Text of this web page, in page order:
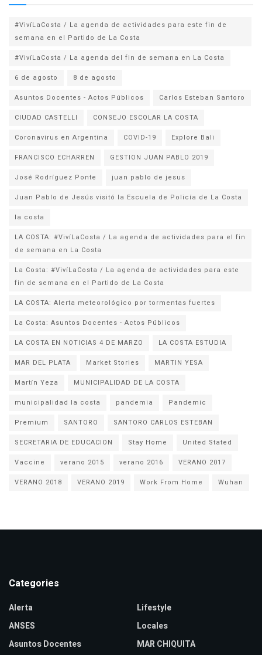
#VivíLaCosta / La agenda de actividades para este fin de
semana en el Partido de La Costa
#VivíLaCosta / La agenda del fin de semana en La Costa
6 de agosto
8 de agosto
Asuntos Docentes - Actos Públicos
Carlos Esteban Santoro
CIUDAD CASTELLI
CONSEJO ESCOLAR LA COSTA
Coronavirus en Argentina
COVID-19
Explore Bali
FRANCISCO ECHARREN
GESTION JUAN PABLO 2019
José Rodríguez Ponte
juan pablo de jesus
la costa
LA COSTA: #VivíLaCosta / La agenda de actividades para el fin
de semana en La Costa
La Costa: #VivíLaCosta / La agenda de actividades para este
fin de semana en el Partido de La Costa
LA COSTA: Alerta meteorológico por tormentas fuertes
La Costa: Asuntos Docentes - Actos Públicos
LA COSTA EN NOTICIAS 4 DE MARZO
LA COSTA ESTUDIA
MAR DEL PLATA
Market Stories
MARTIN YESA
Martín Yeza
MUNICIPALIDAD DE LA COSTA
municipalidad la costa
pandemia
Pandemic
Premium
SANTORO
SANTORO CARLOS ESTEBAN
SECRETARIA DE EDUCACION
Stay Home
United Stated
Vaccine
verano 2015 verano 2016
VERANO 2017
VERANO 2018
VERANO 2019 Work From Home Wuhan
Categories
Alerta
ANSES
Asuntos Docentes
Lifestyle
Locales
MAR CHIQUITA